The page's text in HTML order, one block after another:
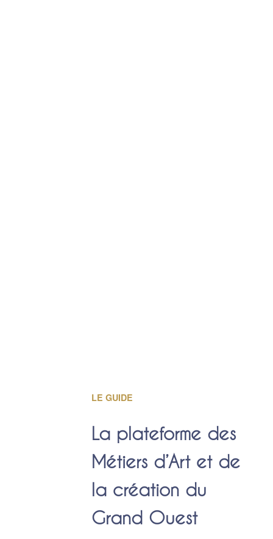
LE GUIDE
La plateforme des
Métiers d’Art et de
la création du
Grand Ouest